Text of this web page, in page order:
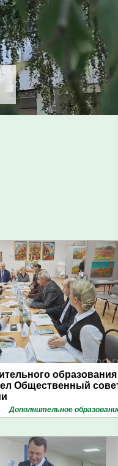
образования
Общественный
Дополнительное